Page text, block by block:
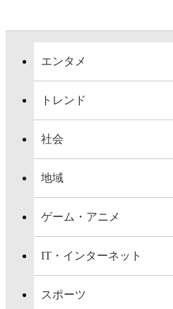
エンタメ
トレンド
社会
地域
ゲーム・アニメ
IT・インターネット
スポーツ